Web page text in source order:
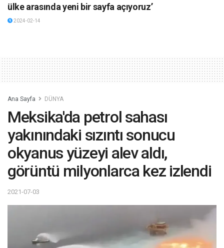
ülke arasında yeni bir sayfa açıyoruz’
2024-02-14
Ana Sayfa DÜNYA
Meksika'da petrol sahası
yakınındaki sızıntı sonucu
okyanus yüzeyi alev aldı,
görüntü milyonlarca kez izlendi
2021-07-03